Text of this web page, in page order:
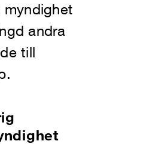
andra
till